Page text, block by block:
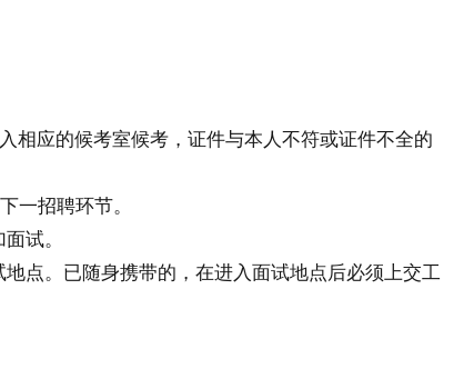
相应的候考室候考，证件与本人不符或证件不全的
一招聘环节。
试。
点。已随身携带的，在进入面试地点后必须上交工